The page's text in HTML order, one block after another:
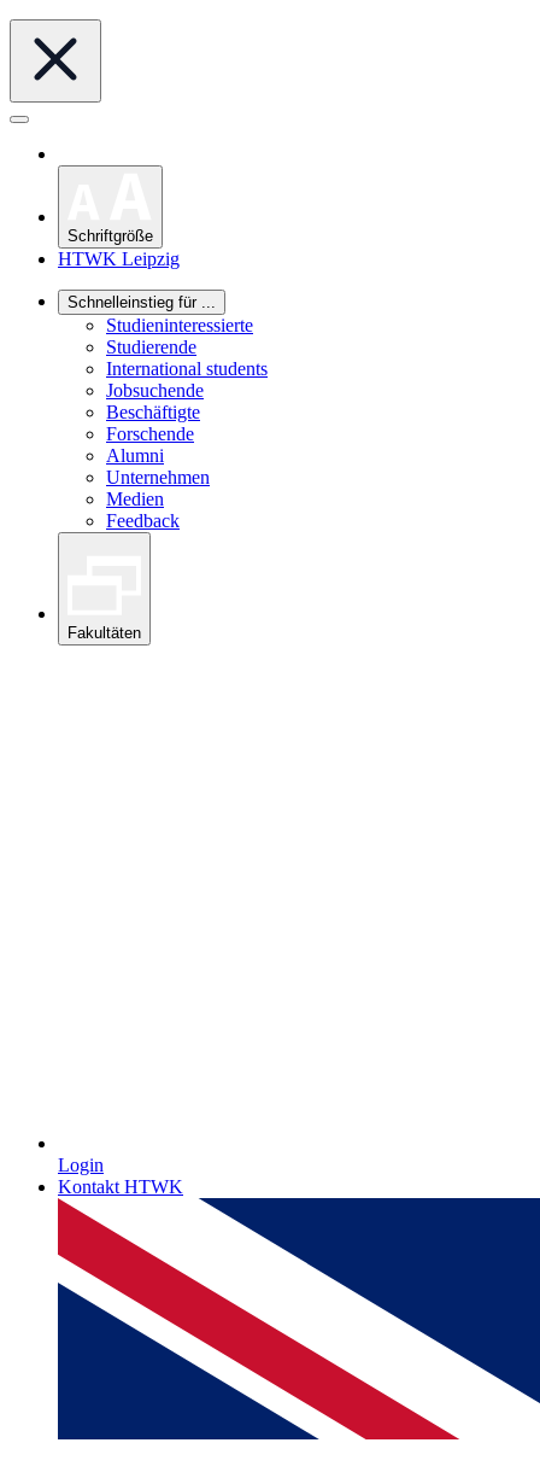
Schriftgröße
HTWK Leipzig
Schnelleinstieg für ...
Studieninteressierte
Studierende
International students
Jobsuchende
Beschäftigte
Forschende
Alumni
Unternehmen
Medien
Feedback
Fakultäten
Login
Kontakt HTWK